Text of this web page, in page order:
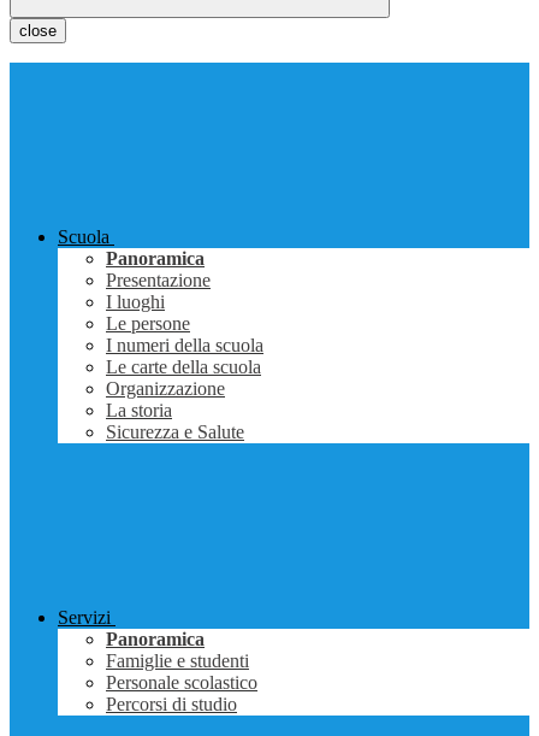
close
Scuola
Panoramica
Presentazione
I luoghi
Le persone
I numeri della scuola
Le carte della scuola
Organizzazione
La storia
Sicurezza e Salute
Servizi
Panoramica
Famiglie e studenti
Personale scolastico
Percorsi di studio